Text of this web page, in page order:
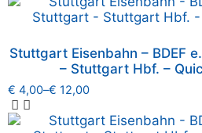
Stuttgart Eisenbahn – BDEF
– Stuttgart Hbf. –
€ 4,00–€ 12,00